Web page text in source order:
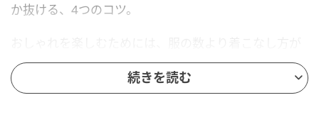
か抜ける、4つのコツ。
大事。
60代があか抜けるための、山岡さん流の簡単なコツを
続きを読む